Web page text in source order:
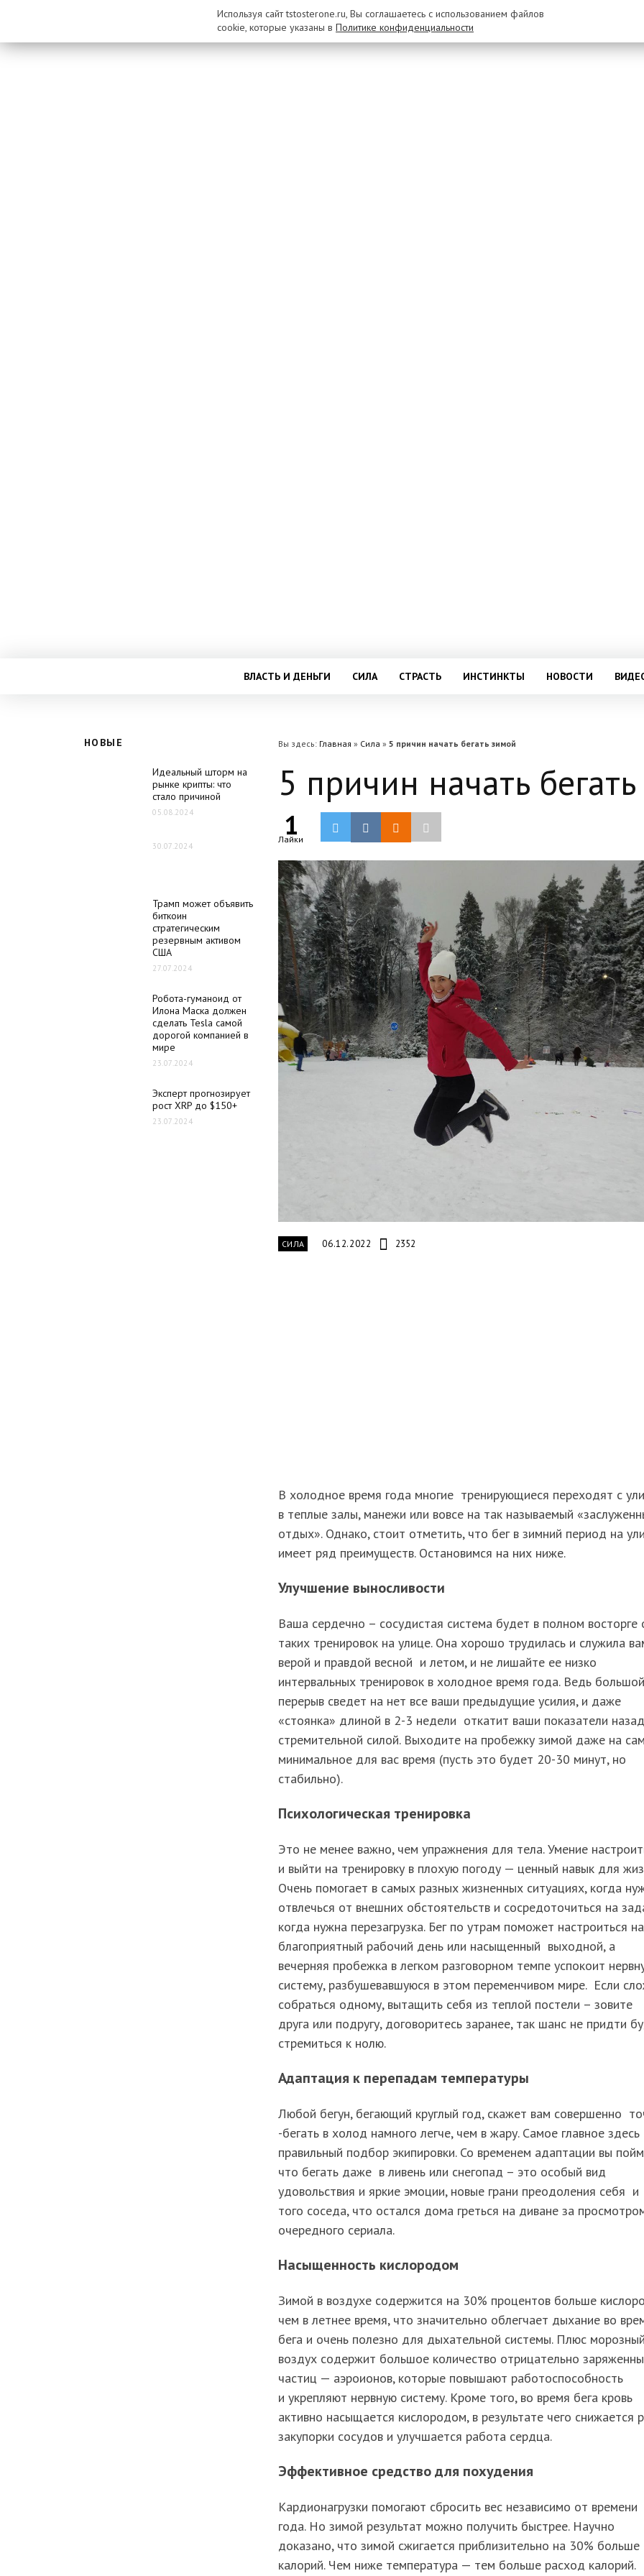
ВЛАСТЬ И ДЕНЬГИ СИЛА СТРАСТЬ ИНСТИНКТЫ НОВОСТИ
НОВЫЕ
Идеальный шторм на
рынке крипты: что
стало причиной
05.08.2024
30.07.2024
Трамп может объявить
биткоин
стратегическим
резервным активом
США
27.07.2024
Робота-гуманоид от
Илона Маска должен
сделать Tesla самой
дорогой компанией в
мире
23.07.2024
Эксперт прогнозирует
рост XRP до $150+
23.07.2024
Вы здесь: Главная » Сила » 5 причин начать бегать зимой
5 причин начать
1
Лайки
СИЛА 06.12.2022 2352
В холодное время года многие тренирующиеся переходят с
в теплые залы, манежи или вовсе на так называемый
отдых». Однако, стоит отметить, что бег в зимний период на
имеет ряд преимуществ. Остановимся на них ниже.
Улучшение выносливости
Ваша сердечно – сосудистая система будет в полном восторге
таких тренировок на улице. Она хорошо трудилась и служила
верой и правдой весной и летом, и не лишайте ее низко
интервальных тренировок в холодное время года. Ведь большой
перерыв сведет на нет все ваши предыдущие усилия, и даже
«стоянка» длиной в 2-3 недели откатит ваши показатели
стремительной силой. Выходите на пробежку зимой даже на
минимальное для вас время (пусть это будет 20-30 минут, но
стабильно).
Психологическая тренировка
Это не менее важно, чем упражнения для тела. Умение
и выйти на тренировку в плохую погоду — ценный навык для
Очень помогает в самых разных жизненных ситуациях, когда
отвлечься от внешних обстоятельств и сосредоточиться на
когда нужна перезагрузка. Бег по утрам поможет настроиться на
благоприятный рабочий день или насыщенный выходной, а
вечерняя пробежка в легком разговорном темпе успокоит
систему, разбушевавшуюся в этом переменчивом мире. Если
собраться одному, вытащить себя из теплой постели – зовите
друга или подругу, договоритесь заранее, так шанс не придти
стремиться к нолю.
Адаптация к перепадам температуры
Любой бегун, бегающий круглый год, скажет вам совершенно
-бегать в холод намного легче, чем в жару. Самое главное
правильный подбор экипировки. Со временем адаптации вы
что бегать даже в ливень или снегопад – это особый вид
удовольствия и яркие эмоции, новые грани преодоления себя и
того соседа, что остался дома греться на диване за
очередного сериала.
Насыщенность кислородом
Зимой в воздухе содержится на 30% процентов больше
чем в летнее время, что значительно облегчает дыхание во
бега и очень полезно для дыхательной системы. Плюс морозный
воздух содержит большое количество отрицательно
частиц — аэроионов, которые повышают работоспособность
и укрепляют нервную систему. Кроме того, во время бега кровь
активно насыщается кислородом, в результате чего снижается
закупорки сосудов и улучшается работа сердца.
Эффективное средство для похудения
Кардионагрузки помогают сбросить вес независимо от времени
года. Но зимой результат можно получить быстрее. Научно
доказано, что зимой сжигается приблизительно на 30% больше
калорий. Чем ниже температура — тем больше расход калорий.
Используя сайт tstosterone.ru, Вы соглашаетесь с использованием файлов
cookie, которые указаны в Политике конфиденциальности